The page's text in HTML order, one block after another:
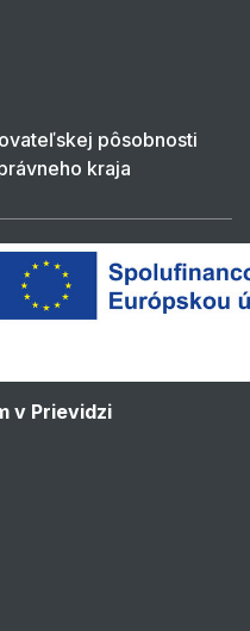
pôsobnosti
kraja
v Prievidzi